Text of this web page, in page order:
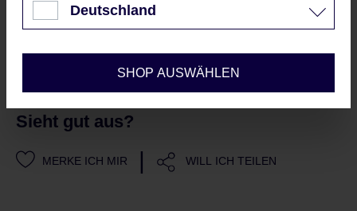
Mailadresse, erklären Sie sich
automatisch mit unserenAGBs
einverstanden
Sieht gut aus?
MERKE ICH MIR | WILL ICH TEILEN
Deutschland
SHOP AUSWÄHLEN